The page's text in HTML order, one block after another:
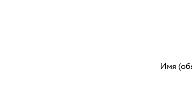
Имя